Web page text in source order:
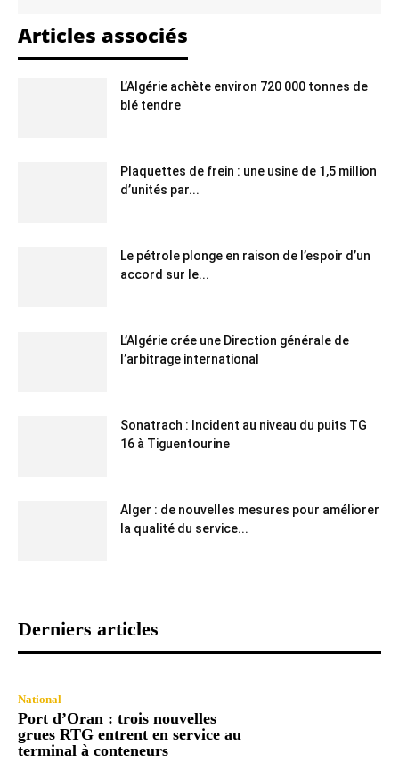
Articles associés
L’Algérie achète environ 720 000 tonnes de
blé tendre
Plaquettes de frein : une usine de 1,5 million
d’unités par...
Le pétrole plonge en raison de l’espoir d’un
accord sur le...
L’Algérie crée une Direction générale de
l’arbitrage international
Sonatrach : Incident au niveau du puits TG
16 à Tiguentourine
Alger : de nouvelles mesures pour améliorer
la qualité du service...
Derniers articles
National
Port d’Oran : trois nouvelles
grues RTG entrent en service au
terminal à conteneurs